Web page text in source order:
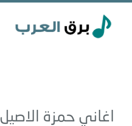
اغاني حمزة الاصيل